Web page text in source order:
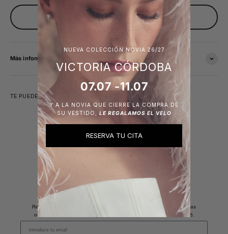
PIDE TU CITA
Más información
TE PUEDE INTERESAR
Únete a nuestra newsletter
y Obtén un 10% de descuento
Recibe promociones exclusivas, ventas privadas y descubre todas las
novedades. *Descuento aplicable en los modelos de invitada SS26.
NUEVA COLECCIÓN NOVIA 26/27
VICTORIA CÓRDOBA
07.07 -11.07
Y A LA NOVIA QUE CIERRE LA COMPRA DE
SU VESTIDO, LE REGALAMOS EL VELO
RESERVA TU CITA